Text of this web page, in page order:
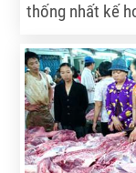
thống nhất kế
công nghiệp
xuất tại các nhà